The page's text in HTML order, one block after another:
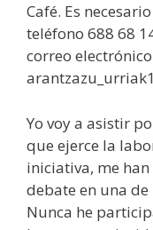
Café. Es
teléfono 688 68
correo
Yo voy a asistir
que ejerce la
iniciativa, me
debate en una de
Nunca he